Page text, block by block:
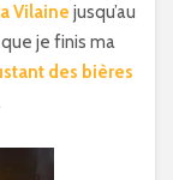
Vilaine jusqu’au
je finis ma
des bières